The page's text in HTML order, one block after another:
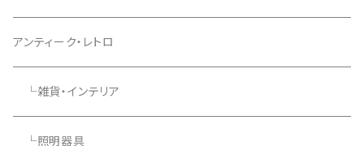
アンティーク・レトロ
└雑貨・インテリア
└照明器具